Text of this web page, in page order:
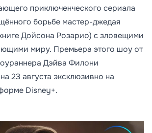
приключенческого сериала
борьбе мастер-джедая
Дойсона Розарио) с зловещими
миру. Премьера этого шоу от
Дэйва Филони
23 августа эксклюзивно на
Disney+.